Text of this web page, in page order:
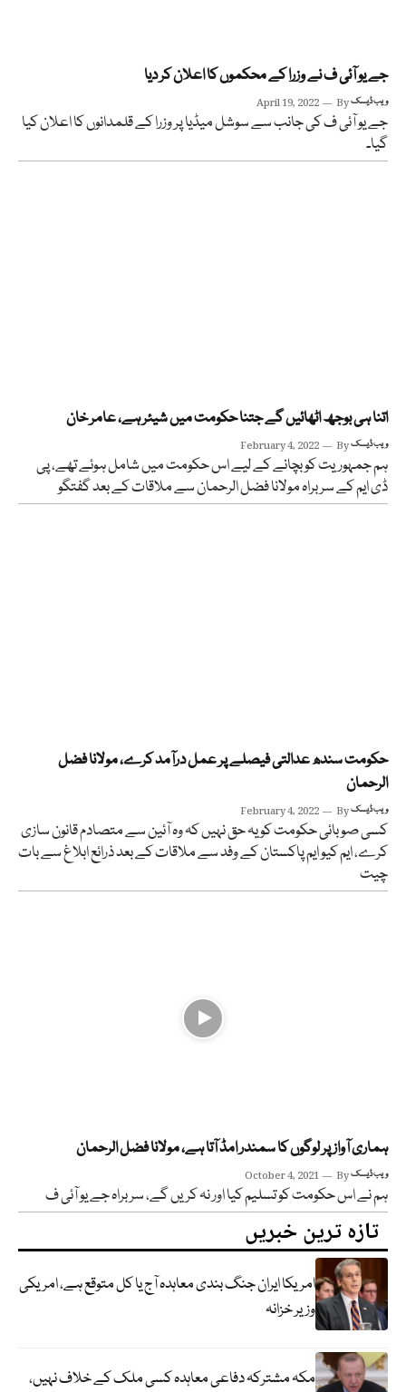
جے یو آئی ف نے وزرا کے محکموں کا اعلان کر دیا
April 19, 2022 Byویب ڈیسک
جے یو آئی ف کی جانب سے سوشل میڈیا پر وزرا کے قلمدانوں کا اعلان کیا
گیا۔
اتنا ہی بوجھ اٹھائیں گے جتنا حکومت میں شیئر ہے، عامر خان
February 4, 2022 Byویب ڈیسک
ہم جمہوریت کو بچانے کے لیے اس حکومت میں شامل ہوئے تھے، پی
ڈی ایم کے سربراہ مولانا فضل الرحمان سے ملاقات کے بعد گفتگو
حکومت سندھ عدالتی فیصلے پر عمل درآمد کرے، مولانا فضل
الرحمان
February 4, 2022 Byویب ڈیسک
کسی صوبائی حکومت کو یہ حق نہیں کہ وہ آئین سے متصادم قانون سازی
کرے، ایم کیو ایم پاکستان کے وفد سے ملاقات کے بعد ذرائع ابلاغ سے بات
چیت
ہماری آواز پر لوگوں کا سمندر امڈ آتا ہے، مولانا فضل الرحمان
October 4, 2021 Byویب ڈیسک
ہم نے اس حکومت کو تسلیم کیا اور نہ کریں گے، سربراہ جے یو آئی ف
تازہ ترین خبریں
امریکا ایران جنگ بندی معاہدہ آج یا کل متوقع ہے، امریکی
وزیر خزانہ
مکہ مشترکہ دفاعی معاہدہ کسی ملک کے خلاف نہیں،